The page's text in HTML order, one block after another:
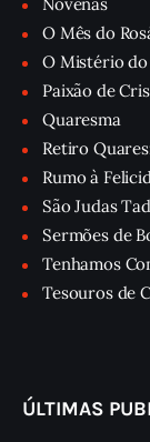
O Mês do
O Mistério do
Paixão de
Quaresma
Retiro
Rumo à
São Judas
Sermões de
Tenhamos
Tesouros de
ÚLTIMAS